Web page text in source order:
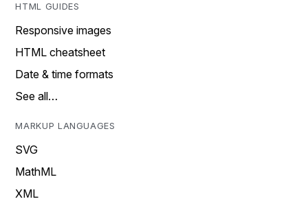
HTML GUIDES
Responsive images
HTML cheatsheet
Date & time formats
See all…
MARKUP LANGUAGES
SVG
MathML
XML